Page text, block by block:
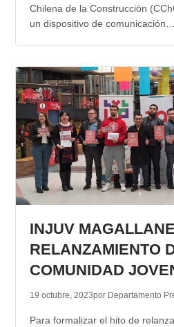
Chilena de la Construcción
un dispositivo de comunicación…
INJUV
RELANZAMIENTO
COMUNIDAD
19 octubre, 2023por Departamento
Para formalizar el hito de